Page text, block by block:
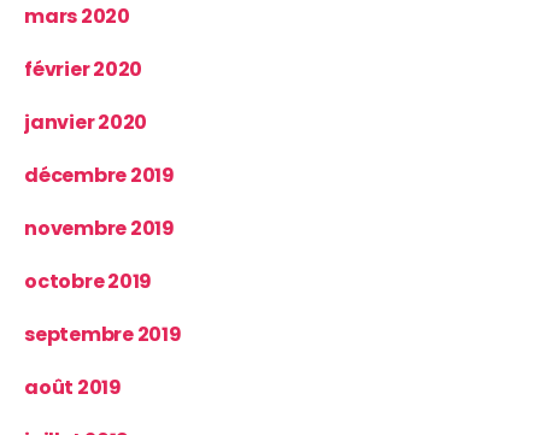
mars 2020
février 2020
janvier 2020
décembre 2019
novembre 2019
octobre 2019
septembre 2019
août 2019